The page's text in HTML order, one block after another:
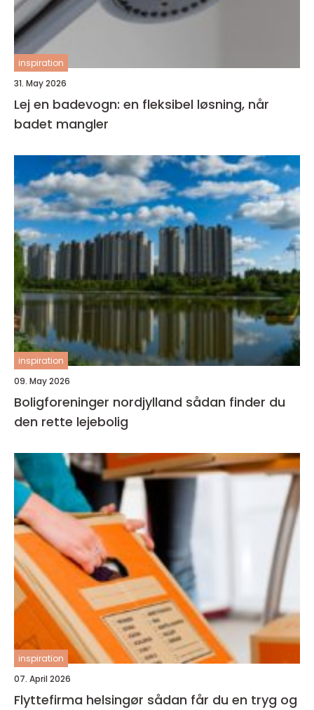
inspiration
31. May 2026
Lej en badevogn: en fleksibel løsning, når
badet mangler
inspiration
09. May 2026
Boligforeninger nordjylland sådan finder du
den rette lejebolig
inspiration
07. April 2026
Flyttefirma helsingør sådan får du en tryg og